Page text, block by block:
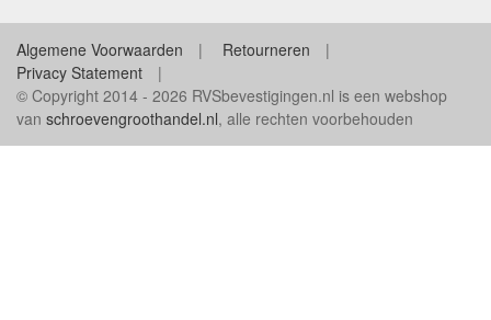
Algemene Voorwaarden
Retourneren
Privacy Statement
© Copyright 2014 - 2026 RVSbevestigingen.nl is een webshop
van schroevengroothandel.nl, alle rechten voorbehouden